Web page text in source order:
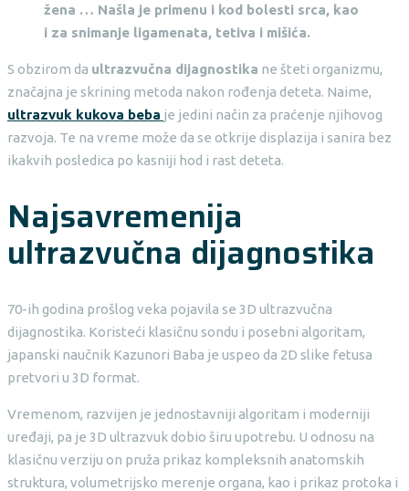
žena … Našla je primenu i kod bolesti srca, kao
i za snimanje ligamenata, tetiva i mišića.
S obzirom da ultrazvučna dijagnostika ne šteti organizmu,
značajna je skrining metoda nakon rođenja deteta. Naime,
ultrazvuk kukova beba je jedini način za praćenje njihovog
razvoja. Te na vreme može da se otkrije displazija i sanira bez
ikakvih posledica po kasniji hod i rast deteta.
Najsavremenija
ultrazvučna dijagnostika
70-ih godina prošlog veka pojavila se 3D ultrazvučna
dijagnostika. Koristeći klasičnu sondu i posebni algoritam,
japanski naučnik Kazunori Baba je uspeo da 2D slike fetusa
pretvori u 3D format.
Vremenom, razvijen je jednostavniji algoritam i moderniji
uređaji, pa je 3D ultrazvuk dobio širu upotrebu. U odnosu na
klasičnu verziju on pruža prikaz kompleksnih anatomskih
struktura, volumetrijsko merenje organa, kao i prikaz protoka i